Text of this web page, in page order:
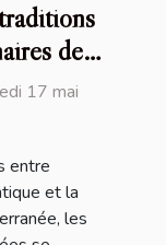
des
: un
17 mai
entre
et la
les